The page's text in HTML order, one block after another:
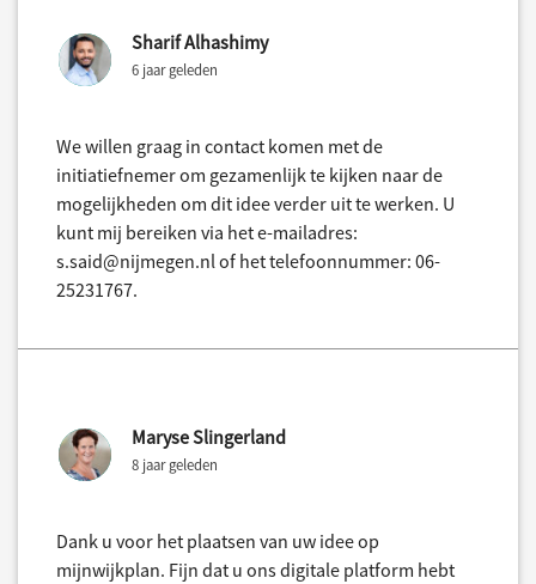
Sharif Alhashimy
6 jaar geleden
We willen graag in contact komen met de
initiatiefnemer om gezamenlijk te kijken naar de
mogelijkheden om dit idee verder uit te werken. U
kunt mij bereiken via het e-mailadres:
s.said@nijmegen.nl of het telefoonnummer: 06-
25231767.
Maryse Slingerland
8 jaar geleden
Dank u voor het plaatsen van uw idee op
mijnwijkplan. Fijn dat u ons digitale platform hebt